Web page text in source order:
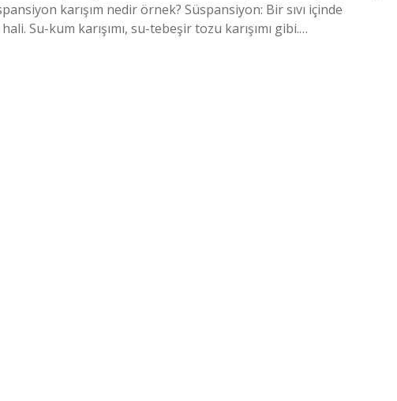
karışım nedir örnek? Süspansiyon: Bir sıvı içinde
Su-kum karışımı, su-tebeşir tozu karışımı gibi.…